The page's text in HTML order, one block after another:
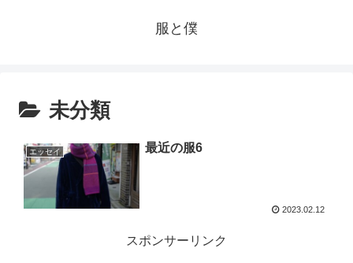
服と僕
未分類
エッセイ 最近の服6
2023.02.12
スポンサーリンク